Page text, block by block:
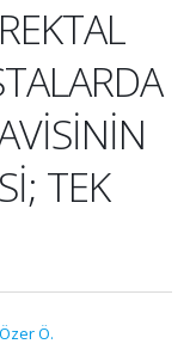
TEK
Özer Ö.